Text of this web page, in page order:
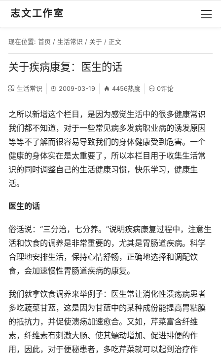
志文工作室
现在位置: 首页 / 生活常识 / 关于 / 正文
关于疾病康复：医生的话
生活常识 2009-03-19 4456热度 0评论
之所以新增这个栏目，是因为感觉生活中的很多健康常识
我们都不知道，对于一些常见病多发病职业病的诱发原因
等等不了解而很容易导致我们的身体健康受到危害。一个
健康的身体实在是太重要了，所以本栏目用于收集生活常
识的同时调整自己的生活健康习惯，快乐学习，健康生
活。
医生的话
俗话说：“三分治，七分养。”说明疾病康复过程中，注意生
活和饮食的调养是非常重要的，尤其是胃肠道疾病。科学
合理地安排生活，保持心情舒畅，正确地选择和调配饮
食，会加速慢性胃肠道疾病的康复。
我们就拿饮食调养来举例子：医生常让消化性溃疡病患者
多吃蔬菜甘蓝，这是因为甘蓝中的某种成份能提高胃粘膜
的抵抗力，并促使溃疡加速愈合。又如，芹菜富含纤维
素，纤维素有刺激大肠、使其蠕动增加、促进排便的作
用，因此，对于便秘患者，多吃芹菜就可以起到治疗作